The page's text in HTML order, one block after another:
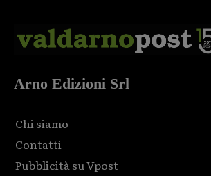
Arno Edizioni Srl
Chi siamo
Contatti
Pubblicità su Vpost